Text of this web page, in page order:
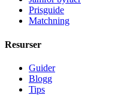
Prisguide
Matchning
Resurser
Guider
Blogg
Tips